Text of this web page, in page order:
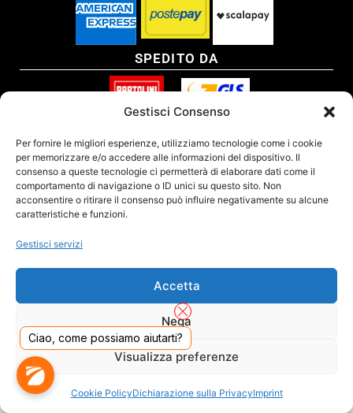
Gestisci Consenso
Per fornire le migliori esperienze, utilizziamo tecnologie come i cookie
per memorizzare e/o accedere alle informazioni del dispositivo. Il
consenso a queste tecnologie ci permetterà di elaborare dati come il
comportamento di navigazione o ID unici su questo sito. Non
acconsentire o ritirare il consenso può influire negativamente su alcune
caratteristiche e funzioni.
Gestisci servizi
Accetta
Nega
Visualizza preferenze
Cookie PolicyDichiarazione sulla PrivacyImprint
SPEDITO DA
DADO S.R.L. Unipersonale - Viale Enrico Forlanini 23 - 20134 Milano (MI) - Italy
Tel. 02.40703420 - P.Iva/C.F. 02681390809 - Numero REA MI-2640300 - Cap. Soc.
Ciao, come possiamo aiutarti?